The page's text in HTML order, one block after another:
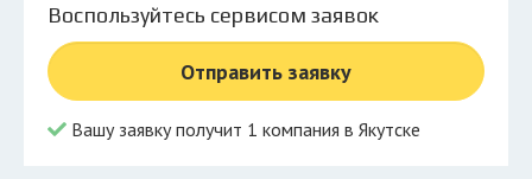
© 2026 Все права защищены
Воспользуйтесь сервисом заявок
Отправить заявку
Вашу заявку получит 1 компания в Якутске